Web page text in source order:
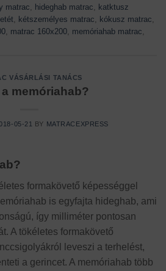
matrac hideghab matrac
katktusz
kétszemélyes matrac kókusz matrac
matrac 160x200 memóriahab matrac
VÁSÁRLÁSI TANÁCS
a memóriahab?
05-21 BY MATRACEXPRESS
formakövető képességgel
is egyfajta hideghab, ami
így milliméter pontosan
A tökéletes formakövető
leveszi a terhelést,
a gerincet. A memóriahab több